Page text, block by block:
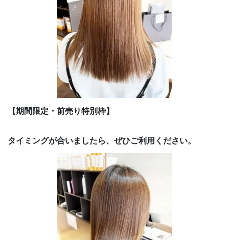
【期間限定・前売り特別枠】
タイミングが合いましたら、ぜひご利用ください。